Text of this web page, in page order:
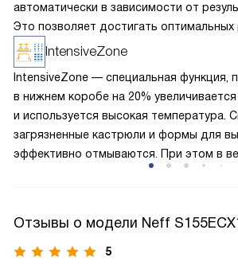
автоматически в зависимости от
Это позволяет достигать оптимальных
минимальном расходе воды и
IntensiveZone
IntensiveZone — специальная функция,
в нижнем коробе на 20%
и используется высокая температура.
загрязненные кастрюли и формы для
эффективно отмываются. При этом в
Отзывы о модели Neff
5